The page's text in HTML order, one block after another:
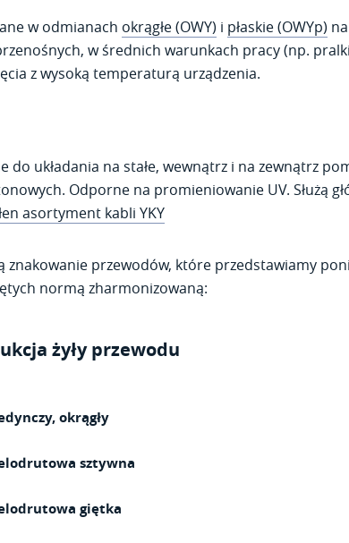
w odmianach okrągłe (OWY) i płaskie (OWYp)
w średnich warunkach pracy (np.
z wysoką temperaturą urządzenia.
do układania na stałe, wewnątrz i na zewnątrz
Odporne na promieniowanie UV. Służą
asortyment kabli YKY
przewodów, które przedstawiamy
normą zharmonizowaną:
żyły przewodu
okrągły
sztywna
giętka